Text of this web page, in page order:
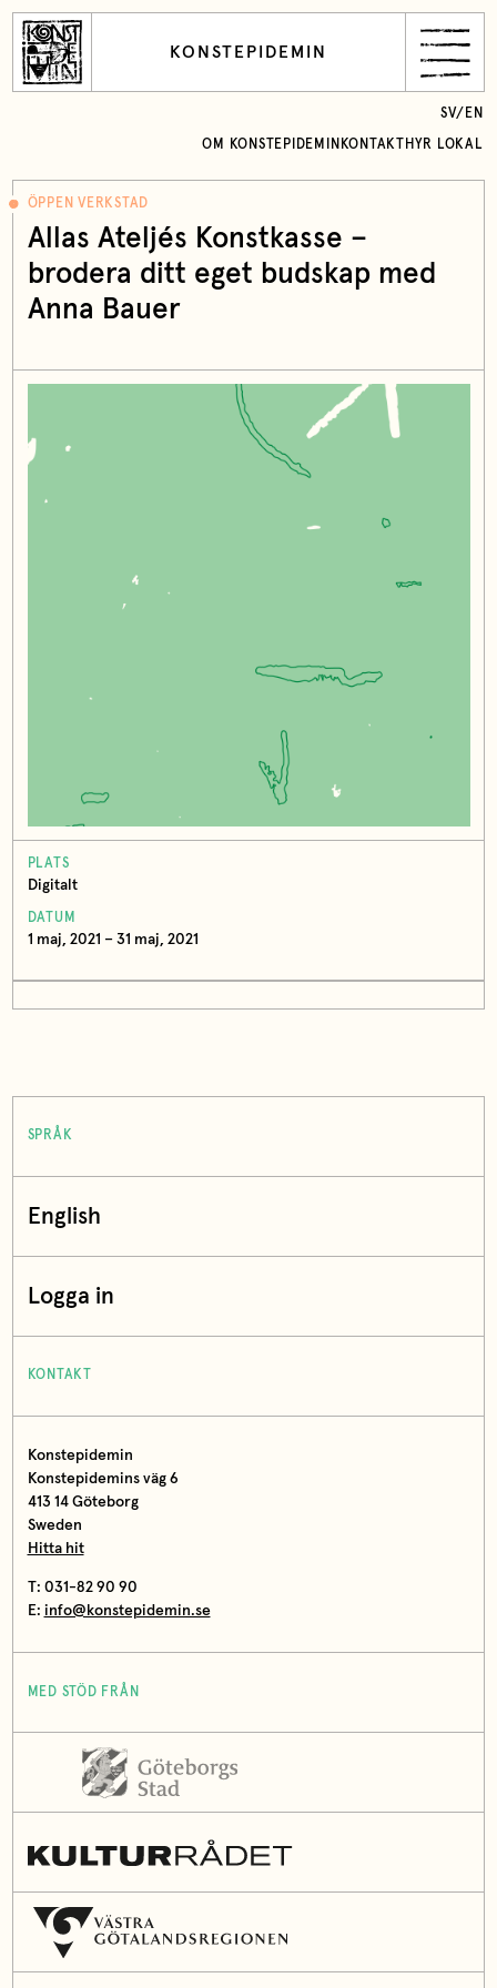
KONSTEPIDEMIN
OM KONSTEPIDEMIN KONTAKT HYR LOKAL
SV/ EN
ÖPPEN VERKSTAD
Allas Ateljés Konstkasse –
brodera ditt eget budskap med
Anna Bauer
PLATS
Digitalt
DATUM
1 maj, 2021 – 31 maj, 2021
SPRÅK
English
Logga in
KONTAKT
Konstepidemin
Konstepidemins väg 6
413 14 Göteborg
Sweden
Hitta hit
T: 031-82 90 90
E: info@konstepidemin.se
MED STÖD FRÅN